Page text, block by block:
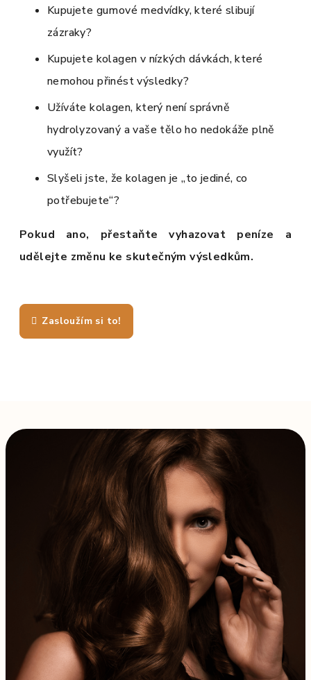
Kupujete gumové medvídky, které slibují
zázraky?
Kupujete kolagen v nízkých dávkách, které
nemohou přinést výsledky?
Užíváte kolagen, který není správně
hydrolyzovaný a vaše tělo ho nedokáže plně
využít?
Slyšeli jste, že kolagen je „to jediné, co
potřebujete“?
Pokud ano, přestaňte vyhazovat peníze a
udělejte změnu ke skutečným výsledkům.
Zasloužím si to!